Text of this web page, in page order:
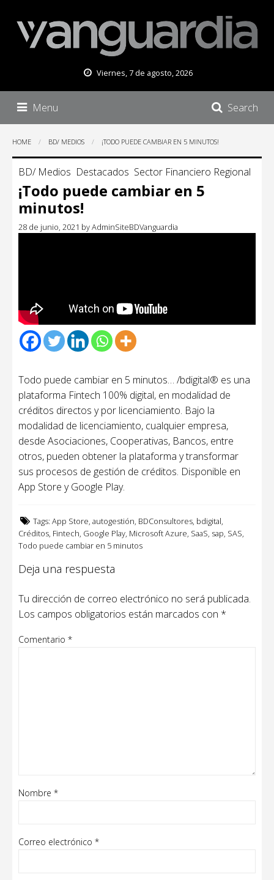
Viernes, 7 de agosto, 2026
Menu Search
HOME BD/ MEDIOS ¡TODO PUEDE CAMBIAR EN 5 MINUTOS!
BD/ Medios Destacados Sector Financiero Regional
¡Todo puede cambiar en 5
minutos!
28 de junio, 2021 byAdminSiteBDVanguardia
Todo puede cambiar en 5 minutos… /bdigital® es una
plataforma Fintech 100% digital, en modalidad de
créditos directos y por licenciamiento. Bajo la
modalidad de licenciamiento, cualquier empresa,
desde Asociaciones, Cooperativas, Bancos, entre
otros, pueden obtener la plataforma y transformar
sus procesos de gestión de créditos. Disponible en
App Store y Google Play.
Tags:App Store,autogestión, BDConsultores, bdigital,
Créditos, Fintech, Google Play, Microsoft Azure, SaaS, sap, SAS,
Todo puede cambiar en 5 minutos
Deja una respuesta
Tu dirección de correo electrónico no será publicada.
Los campos obligatorios están marcados con *
Comentario *
Nombre *
Correo electrónico *